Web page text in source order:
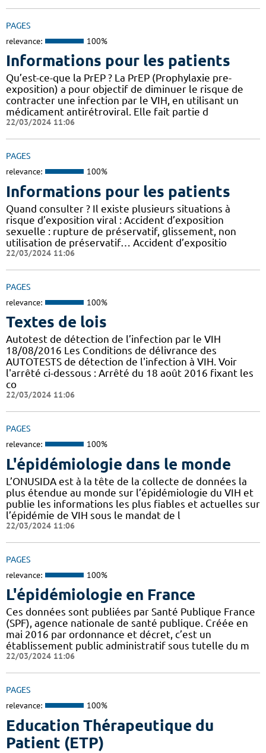
PAGES
relevance: 100%
Informations pour les patients
Qu’est-ce-que la PrEP ? La PrEP (Prophylaxie pre-
exposition) a pour objectif de diminuer le risque de
contracter une infection par le VIH, en utilisant un
médicament antirétroviral. Elle fait partie d
22/03/2024 11:06
PAGES
relevance: 100%
Informations pour les patients
Quand consulter ? Il existe plusieurs situations à
risque d’exposition viral : Accident d’exposition
sexuelle : rupture de préservatif, glissement, non
utilisation de préservatif… Accident d’expositio
22/03/2024 11:06
PAGES
relevance: 100%
Textes de lois
Autotest de détection de l’infection par le VIH
18/08/2016 Les Conditions de délivrance des
AUTOTESTS de détection de l'infection à VIH. Voir
l'arrêté ci-dessous : Arrêté du 18 août 2016 fixant les
co
22/03/2024 11:06
PAGES
relevance: 100%
L'épidémiologie dans le monde
L’ONUSIDA est à la tête de la collecte de données la
plus étendue au monde sur l’épidémiologie du VIH et
publie les informations les plus fiables et actuelles sur
l’épidémie de VIH sous le mandat de l
22/03/2024 11:06
PAGES
relevance: 100%
L'épidémiologie en France
Ces données sont publiées par Santé Publique France
(SPF), agence nationale de santé publique. Créée en
mai 2016 par ordonnance et décret, c’est un
établissement public administratif sous tutelle du m
22/03/2024 11:06
PAGES
relevance: 100%
Education Thérapeutique du
Patient (ETP)